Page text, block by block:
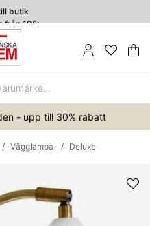
butik
från 195:-
.
- upp till 30% rabatt
Vägglampa Deluxe